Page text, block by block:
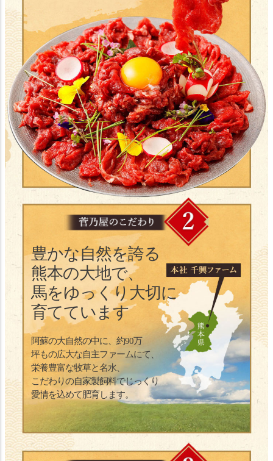
豊かな自然を誇る
熊本の大地で、
馬をゆっくり大切に
育てています
阿蘇の大自然の中に、約90万
坪もの広大な自主ファームにて、
栄養豊富な牧草と名水、
こだわりの自家製飼料でじっくり
愛情を込めて肥育します。